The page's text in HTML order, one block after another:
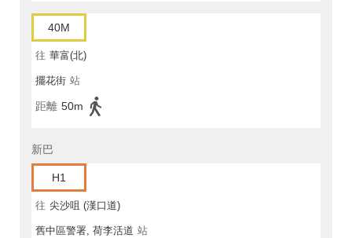
40M
往 華富(北)
擺花街 站
距離 50m
新巴
H1
往 尖沙咀 (漢口道)
舊中區警署, 荷李活道 站